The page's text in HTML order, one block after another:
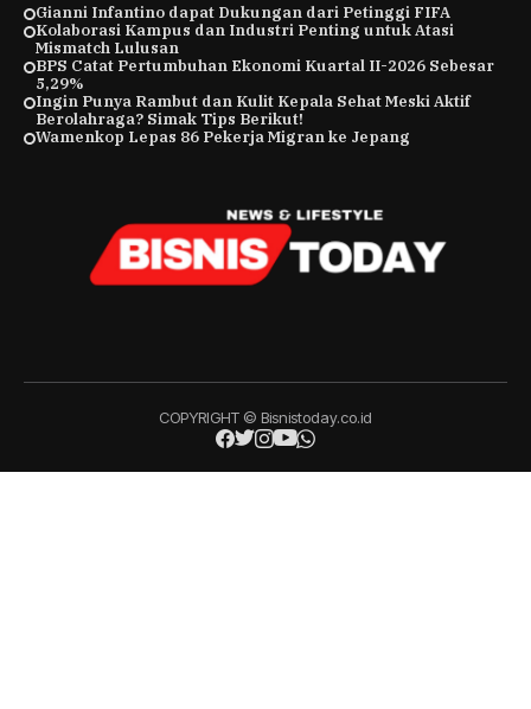
Gianni Infantino dapat Dukungan dari Petinggi FIFA
Kolaborasi Kampus dan Industri Penting untuk Atasi
Mismatch Lulusan
BPS Catat Pertumbuhan Ekonomi Kuartal II-2026 Sebesar
5,29%
Ingin Punya Rambut dan Kulit Kepala Sehat Meski Aktif
Berolahraga? Simak Tips Berikut!
Wamenkop Lepas 86 Pekerja Migran ke Jepang
COPYRIGHT © Bisnistoday.co.id